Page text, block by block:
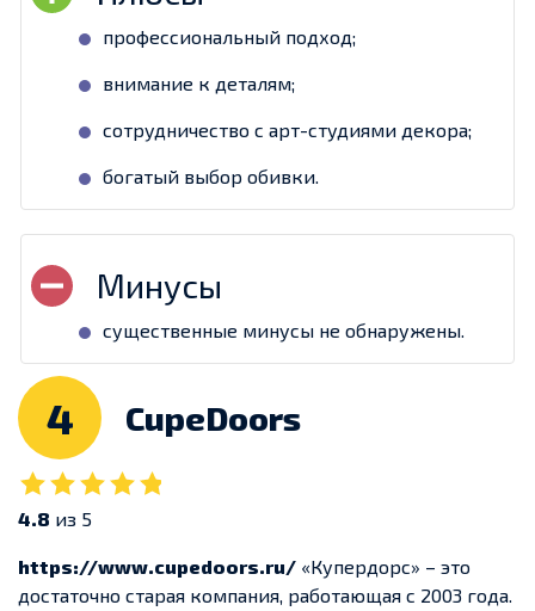
профессиональный подход;
внимание к деталям;
сотрудничество с арт-студиями декора;
богатый выбор обивки.
существенные минусы не обнаружены.
4 CupeDoors
4.8 из 5
https://www.cupedoors.ru/ «Купердорс» – это
достаточно старая компания, работающая с 2003 года.